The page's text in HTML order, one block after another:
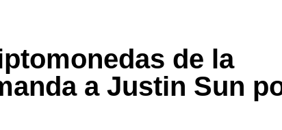
de la
a Justin Sun